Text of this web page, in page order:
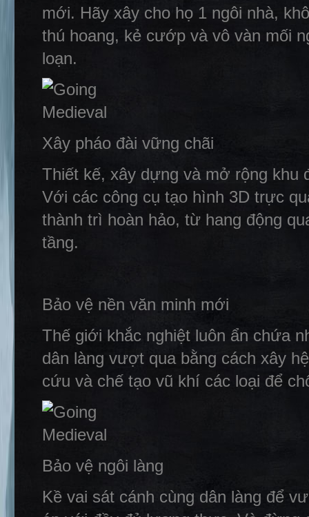
mới. Hãy xây cho họ 1 ngôi nhà,
thú hoang, kẻ cướp và vô vàn mối
loạn.
Xây pháo đài vững chãi
Thiết kế, xây dựng và mở rộng khu
Với các công cụ tạo hình 3D trực
thành trì hoàn hảo, từ hang động
tầng.
Bảo vệ nền văn minh mới
Thế giới khắc nghiệt luôn ẩn chứa
dân làng vượt qua bằng cách xây
cứu và chế tạo vũ khí các loại để
Bảo vệ ngôi làng
Kề vai sát cánh cùng dân làng để